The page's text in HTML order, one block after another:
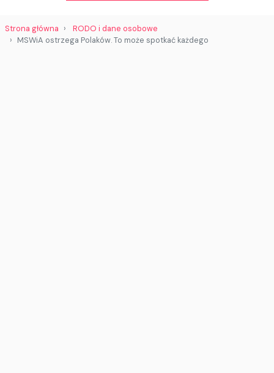
Strona główna
RODO i dane osobowe
MSWiA ostrzega Polaków. To może spotkać każdego